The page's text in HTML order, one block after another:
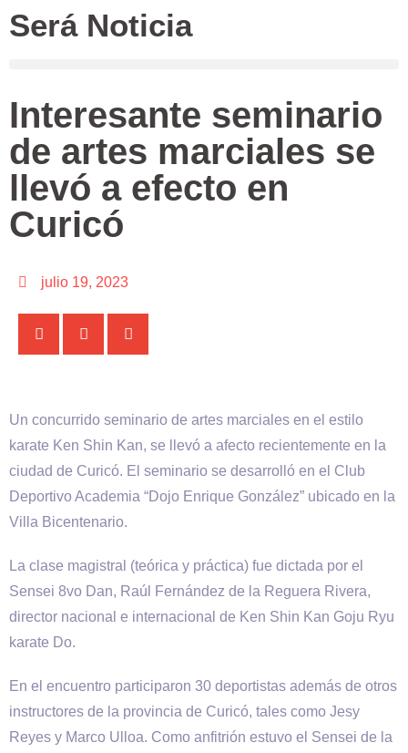
Será Noticia
Interesante seminario
de artes marciales se
llevó a efecto en
Curicó
julio 19, 2023
Un concurrido seminario de artes marciales en el estilo
karate Ken Shin Kan, se llevó a afecto recientemente en la
ciudad de Curicó. El seminario se desarrolló en el Club
Deportivo Academia “Dojo Enrique González” ubicado en la
Villa Bicentenario.
La clase magistral (teórica y práctica) fue dictada por el
Sensei 8vo Dan, Raúl Fernández de la Reguera Rivera,
director nacional e internacional de Ken Shin Kan Goju Ryu
karate Do.
En el encuentro participaron 30 deportistas además de otros
instructores de la provincia de Curicó, tales como Jesy
Reyes y Marco Ulloa. Como anfitrión estuvo el Sensei de la